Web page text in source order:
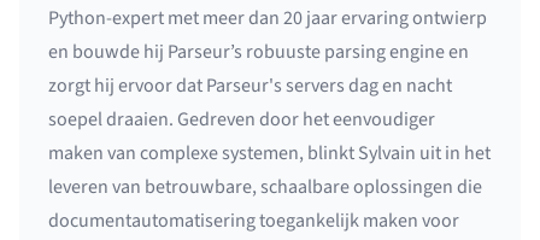
Python-expert met meer dan 20 jaar ervaring ontwierp
en bouwde hij Parseur’s robuuste parsing engine en
zorgt hij ervoor dat Parseur's servers dag en nacht
soepel draaien. Gedreven door het eenvoudiger
maken van complexe systemen, blinkt Sylvain uit in het
leveren van betrouwbare, schaalbare oplossingen die
documentautomatisering toegankelijk maken voor